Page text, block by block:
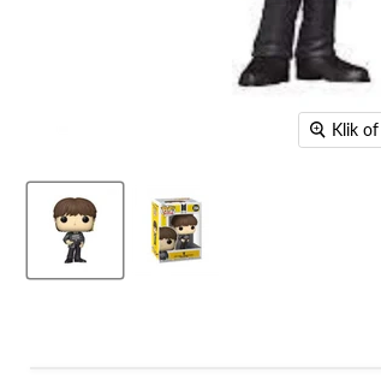
Klik